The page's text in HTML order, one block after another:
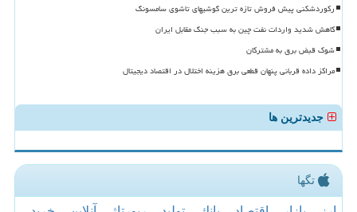
رکوردشکنی پیش فروش تازه ترین گوشیهای تاشوی سامسونگ
کاهش شدید واردات نفت چین به سبب جنگ مقابل ایران
شوک قبض برق به مشترکان
مراکز داده قربانی پنهان قطعی برق هزینه اختلال در اقتصاد دیجیتال
جدیدترین ها
تگها